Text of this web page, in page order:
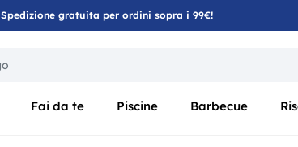
Spedizione gratuita per ordini sopra i 99€!
Fai da te Piscine Barbecue